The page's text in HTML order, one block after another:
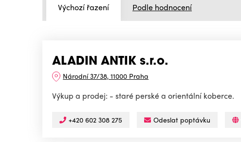
Výchozí řazení Podle hodnocení
ALADIN ANTIK s.r.o.
Národní 37/38, 11000 Praha
Výkup a prodej: - staré perské a orientální koberce.
+420 602 308 275 Odeslat poptávku